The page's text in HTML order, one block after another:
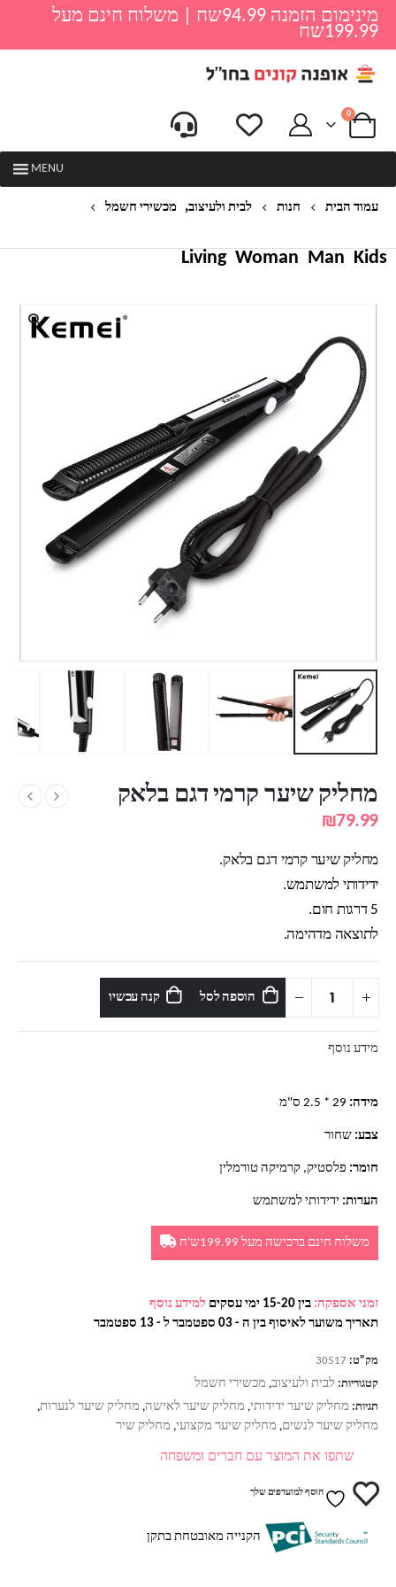
מינימום הזמנה 94.99שח | משלוח חינם מעל
199.99שח
0
MENU
עמוד הבית חנות לבית ולעיצוב, מכשירי חשמל
Kids
Man
Woman
Living
מחליק שיער קרמי דגם בלאק
₪79.99
מחליק שיער קרמי דגם בלאק.
ידידותי למשתמש.
5 דרגות חום.
לתוצאה מדהימה.
הוספה לסל קנה עכשיו
מידע נוסף
מידה: 29 * 2.5 ס"מ
צבע: שחור
חומר: פלסטיק, קרמיקה טורמלין
הערות: ידידותי למשתמש
משלוח חינם ברכישה מעל 199.99ש'ח
זמני אספקה: בין 15-20 ימי עסקים
למידע נוסף
תאריך משוער לאיסוף בין ה - 03 ספטמבר ל - 13 ספטמבר
מק"ט: 30517
קטגוריות: לבית ולעיצוב, מכשירי חשמל
תגיות: מחליק שיער ידידותי, מחליק שיער לאישה, מחליק שיער לנערות,
מחליק שיער לנשים, מחליק שיער מקצועי, מחליק שיר
שתפו את המוצר עם חברים ומשפחה
הוסף למועדפים שלך
הקנייה מאובטחת בתקן